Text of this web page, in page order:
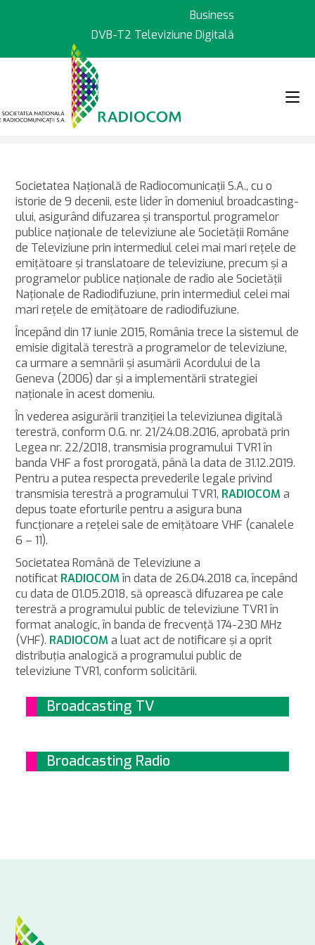
Business
DVB-T2 Televiziune Digitală
> Servicii
Societatea Naţională de Radiocomunicaţii S.A., cu o
istorie de 9 decenii, este lider în domeniul broadcasting-
ului, asigurând difuzarea şi transportul programelor
publice naţionale de televiziune ale Societăţii Române
de Televiziune prin intermediul celei mai mari reţele de
emiţătoare şi translatoare de televiziune, precum și a
programelor publice naționale de radio ale Societății
Naționale de Radiodifuziune, prin intermediul celei mai
mari rețele de emițătoare de radiodifuziune.
Începând din 17 iunie 2015, România trece la sistemul de
emisie digitală terestră a programelor de televiziune,
ca urmare a semnării şi asumării Acordului de la
Geneva (2006) dar şi a implementării strategiei
naţionale în acest domeniu.
În vederea asigurării tranziţiei la televiziunea digitală
terestră, conform O.G. nr. 21/24.08.2016, aprobată prin
Legea nr. 22/2018, transmisia programului TVR1 în
banda VHF a fost prorogată, până la data de 31.12.2019.
Pentru a putea respecta prevederile legale privind
transmisia terestră a programului TVR1, RADIOCOM a
depus toate eforturile pentru a asigura buna
funcţionare a reţelei sale de emiţătoare VHF (canalele
6 – 11).
Societatea Română de Televiziune a
notificat RADIOCOMîn data de 26.04.2018 ca, începând
cu data de 01.05.2018, să oprească difuzarea pe cale
terestră a programului public de televiziune TVR1 în
format analogic, în banda de frecvenţă 174-230 MHz
(VHF). RADIOCOM a luat act de notificare şi a oprit
distribuţia analogică a programului public de
televiziune TVR1, conform solicitării.
Broadcasting TV
Broadcasting Radio